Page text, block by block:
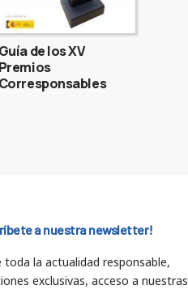
Guía de los XV
Premios
Corresponsables
a nuestra newsletter!
toda la actualidad responsable,
exclusivas, acceso a nuestras